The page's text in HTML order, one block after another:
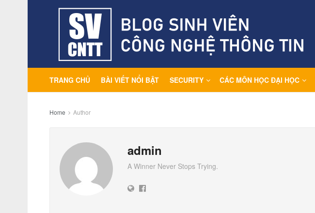
TRANG CHỦ BÀI VIẾT NỔI BẬT SECURITY CÁC MÔN HỌC ĐẠI HỌC
Home Author
admin
A Winner Never Stops Trying.